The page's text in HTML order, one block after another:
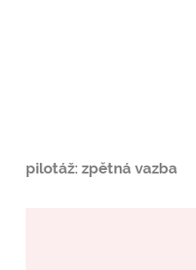
pilotáž: zpětná vazba